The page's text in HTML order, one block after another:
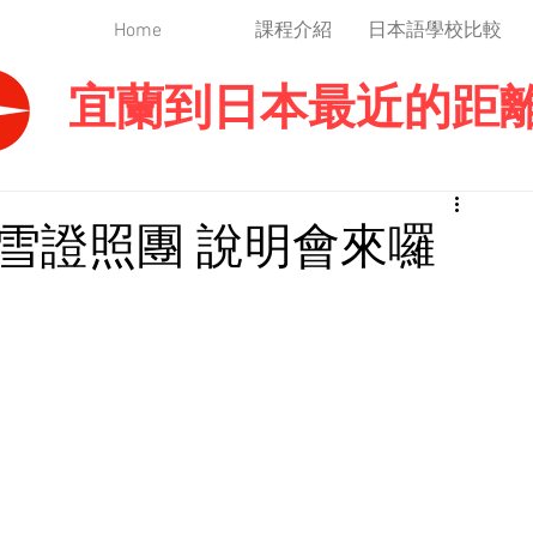
Home 課程介紹 日本語學校比較
宜蘭到日本最近的距
證照團 說明會來囉